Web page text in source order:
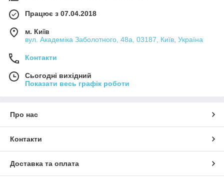
Працює з 07.04.2018
м. Київ
вул. Академіка Заболотного, 48а, 03187, Київ, Україна
Контакти
Сьогодні вихідний
Показати весь графік роботи
Про нас
Контакти
Доставка та оплата